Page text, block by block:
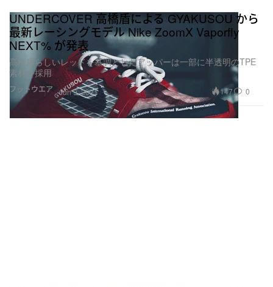
フットウエア
UNDERCOVER 高橋盾による GYAKUSOU から
最新レーシングモデル Nike ZoomX Vaporfly
NEXT% が発表
高橋盾らしいレッドを基調としたアッパーは一部に半透明のTPE
素材を採用
Jun 9, 2021 147 0